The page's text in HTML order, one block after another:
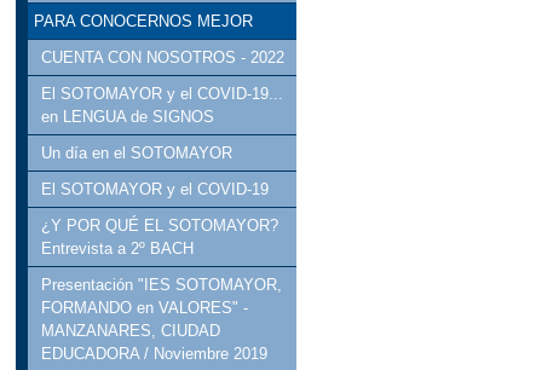
PARA CONOCERNOS MEJOR
CUENTA CON NOSOTROS - 2022
El SOTOMAYOR y el COVID-19...
en LENGUA de SIGNOS
Un día en el SOTOMAYOR
El SOTOMAYOR y el COVID-19
¿Y POR QUÉ EL SOTOMAYOR?
Entrevista a 2º BACH
Presentación "IES SOTOMAYOR,
FORMANDO en VALORES" -
MANZANARES, CIUDAD
EDUCADORA / Noviembre 2019